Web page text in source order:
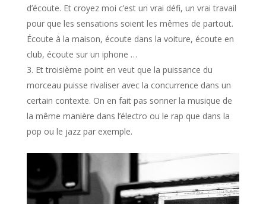
d’écoute. Et croyez moi c’est un vrai défi, un vrai travail
pour que les sensations soient les mêmes de partout.
Écoute à la maison, écoute dans la voiture, écoute en
club, écoute sur un iphone …
Et troisième point en veut que la puissance du
morceau puisse rivaliser avec la concurrence dans un
certain contexte. On en fait pas sonner la musique de
la même manière dans l’électro ou le rap que dans la
pop ou le jazz par exemple.